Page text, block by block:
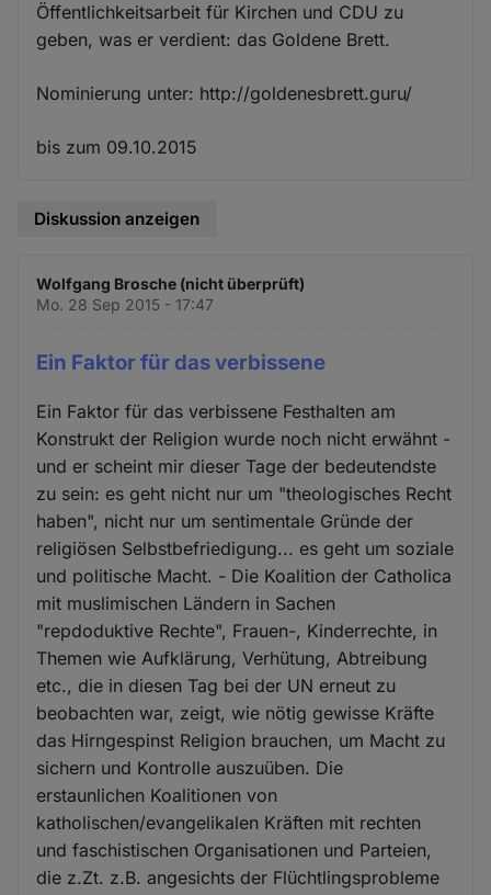
Öffentlichkeitsarbeit für Kirchen und CDU zu
geben, was er verdient: das Goldene Brett.
Nominierung unter: http://goldenesbrett.guru/
bis zum 09.10.2015
Diskussion anzeigen
Wolfgang Brosche (nicht überprüft)
Mo. 28 Sep 2015 - 17:47
Ein Faktor für das verbissene
Ein Faktor für das verbissene Festhalten am
Konstrukt der Religion wurde noch nicht erwähnt -
und er scheint mir dieser Tage der bedeutendste
zu sein: es geht nicht nur um "theologisches Recht
haben", nicht nur um sentimentale Gründe der
religiösen Selbstbefriedigung... es geht um soziale
und politische Macht. - Die Koalition der Catholica
mit muslimischen Ländern in Sachen
"repdoduktive Rechte", Frauen-, Kinderrechte, in
Themen wie Aufklärung, Verhütung, Abtreibung
etc., die in diesen Tag bei der UN erneut zu
beobachten war, zeigt, wie nötig gewisse Kräfte
das Hirngespinst Religion brauchen, um Macht zu
sichern und Kontrolle auszuüben. Die
erstaunlichen Koalitionen von
katholischen/evangelikalen Kräften mit rechten
und faschistischen Organisationen und Parteien,
die z.Zt. z.B. angesichts der Flüchtlingsprobleme